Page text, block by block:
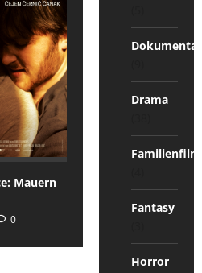
Mauern
0
Drama
Familienfilm
Fantasy
Horror